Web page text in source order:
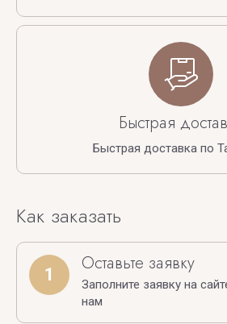
Быстрая
Быстрая доставка по
Как заказать
1 Оставьте заявку
Заполните заявку на
нам